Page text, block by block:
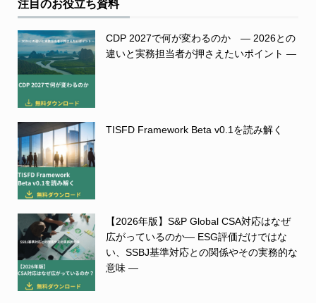
注目のお役立ち資料
CDP 2027で何が変わるのか ― 2026との
違いと実務担当者が押さえたいポイント ―
TISFD Framework Beta v0.1を読み解く
【2026年版】S&P Global CSA対応はなぜ
広がっているのか― ESG評価だけではな
い、SSBJ基準対応との関係やその実務的な
意味 ―